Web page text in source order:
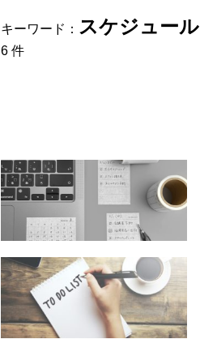
キーワード： スケジュール
6 件